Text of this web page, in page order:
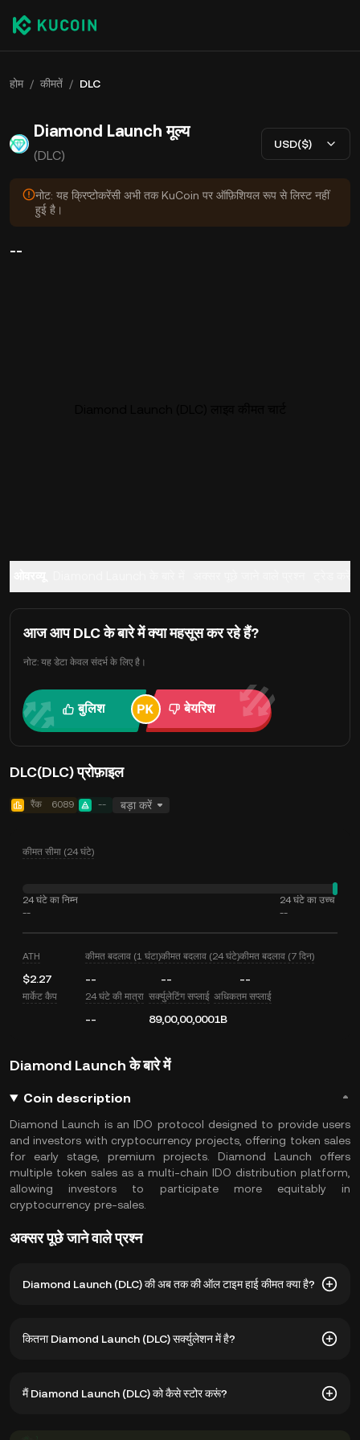
होम / कीमतें / DLC
Diamond Launch मूल्य
(DLC)
USD($)
नोट: यह क्रिप्टोकरेंसी अभी तक KuCoin पर ऑफ़िशियल रूप से लिस्ट नहीं
हुई है।
--
आज आप DLC के बारे में क्या महसूस कर रहे हैं?
नोट: यह डेटा केवल संदर्भ के लिए है।
बुलिश बेयरिश
DLC(DLC) प्रोफ़ाइल
रैंक 6089 -- बड़ा करें
कीमत सीमा (24 घंटे)
24 घंटे का निम्न
--
24 घंटे का उच्च
--
ATH
$2.27
कीमत बदलाव (1 घंटा)
--
कीमत बदलाव (24 घंटे)
--
कीमत बदलाव (7 दिन)
--
मार्केट कैप 24 घंटे की मात्रा
--
सर्क्युलेटिंग सप्लाई
89,00,00,000
अधिकतम सप्लाई
1B
Diamond Launch के बारे में
Coin description
Diamond Launch is an IDO protocol designed to provide users
and investors with cryptocurrency projects, offering token sales
for early stage, premium projects. Diamond Launch offers
multiple token sales as a multi-chain IDO distribution platform,
allowing investors to participate more equitably in
cryptocurrency pre-sales.
अक्सर पूछे जाने वाले प्रश्न
Diamond Launch (DLC) की अब तक की ऑल टाइम हाई कीमत क्या है?
है। DLC की मौजूदा कीमत अपने अब तक के ऑल टाइम हाई से -- नीचे है।
कितना Diamond Launch (DLC) सर्क्युलेशन में है?
की अधिकतम सप्लाई 1B है।
मैं Diamond Launch (DLC) को कैसे स्टोर करूं?